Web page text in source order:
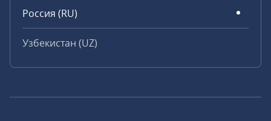
Россия (RU)
Узбекистан (UZ)